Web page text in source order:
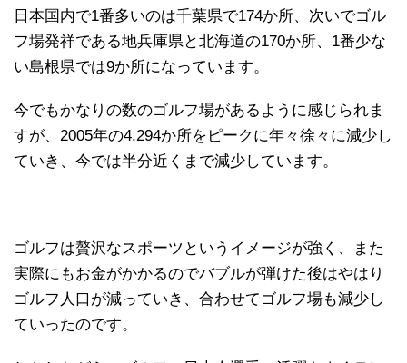
日本国内で1番多いのは千葉県で174か所、次いでゴル
フ場発祥である地兵庫県と北海道の170か所、1番少な
い島根県では9か所になっています。
今でもかなりの数のゴルフ場があるように感じられま
すが、2005年の4,294か所をピークに年々徐々に減少し
ていき、今では半分近くまで減少しています。
ゴルフは贅沢なスポーツというイメージが強く、また
実際にもお金がかかるのでバブルが弾けた後はやはり
ゴルフ人口が減っていき、合わせてゴルフ場も減少し
ていったのです。